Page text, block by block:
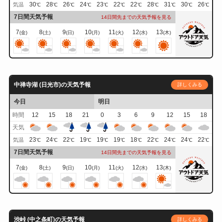
気温 30℃ 28℃ 26℃ 24℃ 23℃ 22℃ 22℃ 28℃ 31℃ 30℃ 26℃
7日間天気予報 14日間先までの天気予報を見る
7(金) 8(土) 9(日) 10(月) 11(火) 12(水) 13(木)
中禅寺湖 (日光市)の天気予報 詳しくみる
今日
明日
時間
12 15 18 21 0 3 6 9 12 15
18
天気
気温 23℃ 24℃ 22℃ 19℃ 19℃ 19℃ 18℃ 22℃ 24℃ 24℃ 22℃
7日間天気予報 14日間先までの天気予報を見る
7(金) 8(土) 9(日) 10(月) 11 (火) 12(水) 13(木)
渋峠 (中之条町)の天気予報 詳しくみる